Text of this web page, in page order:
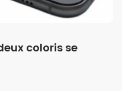
coloris se